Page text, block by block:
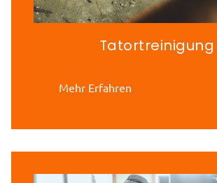
Tatortreinigung
Mehr Erfahren